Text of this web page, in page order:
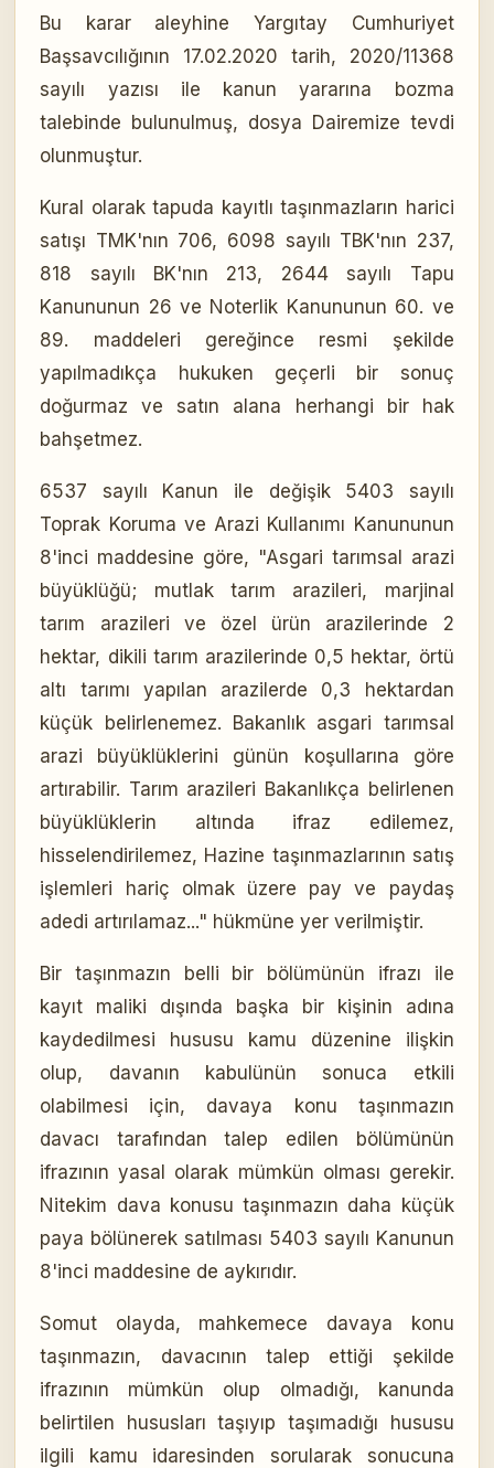
Bu karar aleyhine Yargıtay Cumhuriyet
Başsavcılığının 17.02.2020 tarih, 2020/11368
sayılı yazısı ile kanun yararına bozma
talebinde bulunulmuş, dosya Dairemize tevdi
olunmuştur.
Kural olarak tapuda kayıtlı taşınmazların harici
satışı TMK'nın 706, 6098 sayılı TBK'nın 237,
818 sayılı BK'nın 213, 2644 sayılı Tapu
Kanununun 26 ve Noterlik Kanununun 60. ve
89. maddeleri gereğince resmi şekilde
yapılmadıkça hukuken geçerli bir sonuç
doğurmaz ve satın alana herhangi bir hak
bahşetmez.
6537 sayılı Kanun ile değişik 5403 sayılı
Toprak Koruma ve Arazi Kullanımı Kanununun
8'inci maddesine göre, "Asgari tarımsal arazi
büyüklüğü; mutlak tarım arazileri, marjinal
tarım arazileri ve özel ürün arazilerinde 2
hektar, dikili tarım arazilerinde 0,5 hektar, örtü
altı tarımı yapılan arazilerde 0,3 hektardan
küçük belirlenemez. Bakanlık asgari tarımsal
arazi büyüklüklerini günün koşullarına göre
artırabilir. Tarım arazileri Bakanlıkça belirlenen
büyüklüklerin altında ifraz edilemez,
hisselendirilemez, Hazine taşınmazlarının satış
işlemleri hariç olmak üzere pay ve paydaş
adedi artırılamaz..." hükmüne yer verilmiştir.
Bir taşınmazın belli bir bölümünün ifrazı ile
kayıt maliki dışında başka bir kişinin adına
kaydedilmesi hususu kamu düzenine ilişkin
olup, davanın kabulünün sonuca etkili
olabilmesi için, davaya konu taşınmazın
davacı tarafından talep edilen bölümünün
ifrazının yasal olarak mümkün olması gerekir.
Nitekim dava konusu taşınmazın daha küçük
paya bölünerek satılması 5403 sayılı Kanunun
8'inci maddesine de aykırıdır.
Somut olayda, mahkemece davaya konu
taşınmazın, davacının talep ettiği şekilde
ifrazının mümkün olup olmadığı, kanunda
belirtilen hususları taşıyıp taşımadığı hususu
ilgili kamu idaresinden sorularak sonucuna